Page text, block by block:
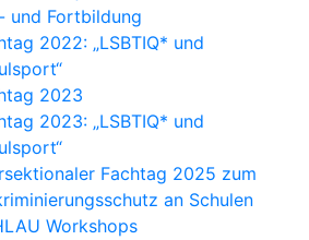
und Fortbildung
2022: „LSBTIQ* und
2023
2023: „LSBTIQ* und
Fachtag 2025 zum
an Schulen
Workshops